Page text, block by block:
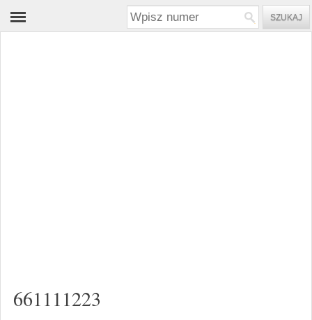
661111223